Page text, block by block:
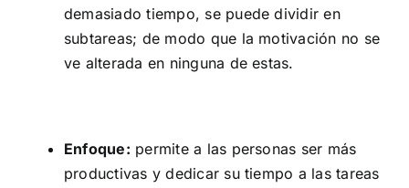
demasiado tiempo, se puede dividir en
subtareas; de modo que la motivación no se
ve alterada en ninguna de estas.
Enfoque: permite a las personas ser más
productivas y dedicar su tiempo a las tareas